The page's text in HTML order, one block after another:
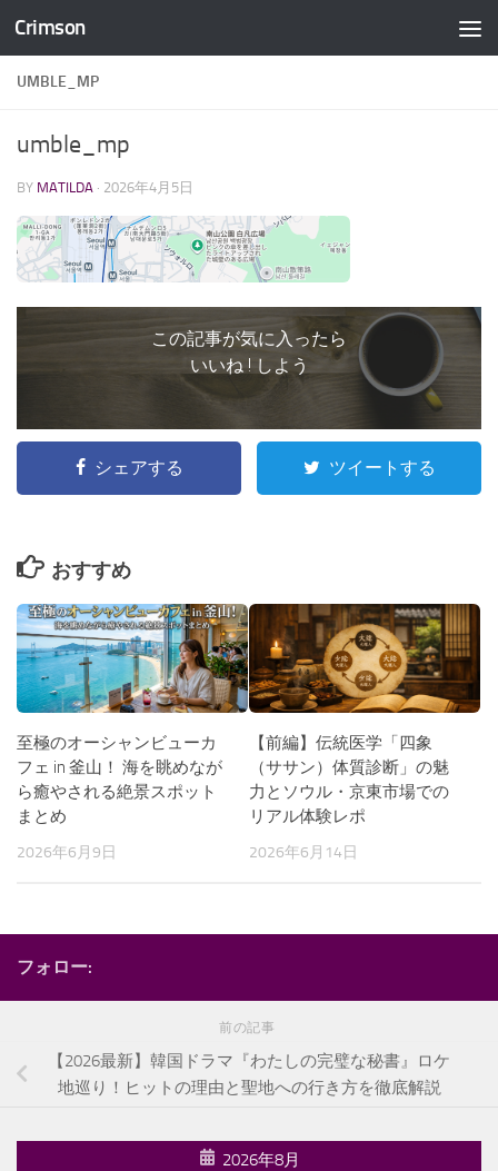
コンテンツへスキップ
Crimson
UMBLE_MP
umble_mp
BY MATILDA · 2026年4月5日
この記事が気に入ったら
いいね ! しよう
シェアする ツイートする
おすすめ
至極のオーシャンビューカ
フェ in 釜山！ 海を眺めなが
ら癒やされる絶景スポット
まとめ
2026年6月9日
【前編】伝統医学「四象
（ササン）体質診断」の魅
力とソウル・京東市場での
リアル体験レポ
2026年6月14日
フォロー:
前の記事
【2026最新】韓国ドラマ『わたしの完璧な秘書』ロケ
地巡り！ヒットの理由と聖地への行き方を徹底解説
2026年8月